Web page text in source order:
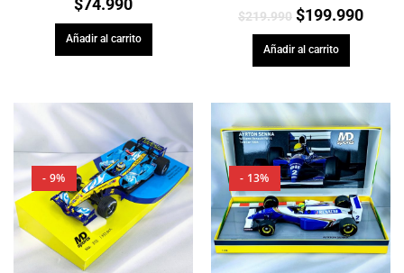
$74.990
Añadir al carrito
$219.990 $199.990
Añadir al carrito
- 9% - 13%